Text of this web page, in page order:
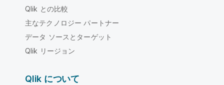
Qlik との比較
主なテクノロジー パートナー
データ ソースとターゲット
Qlik リージョン
Qlik について